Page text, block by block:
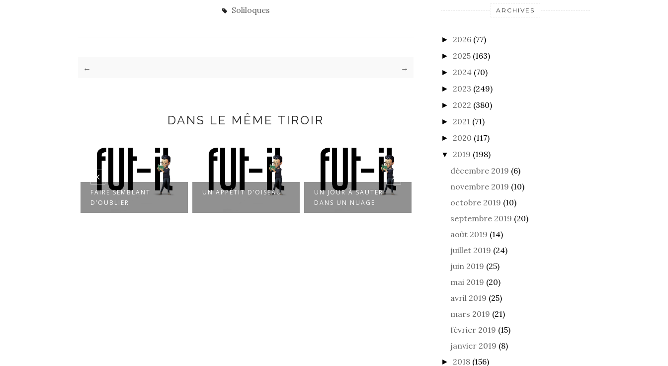
Soliloques
← →
DANS LE MÊME TIROIR
UN APPÉTIT D’OISEAU
UN JOUR À SAUTER
PLEIN COMME UN ŒUF DANS LE PRESQUE NOIR
ARCHIVES
► 2026 (77)
► 2025 (163)
► 2024 (70)
► 2023 (249)
► 2022 (380)
► 2021 (71)
► 2020 (117)
▼ 2019 (198)
décembre 2019 (6)
novembre 2019 (10)
octobre 2019 (10)
septembre 2019 (20)
août 2019 (14)
juillet 2019 (24)
juin 2019 (25)
mai 2019 (20)
avril 2019 (25)
mars 2019 (21)
février 2019 (15)
janvier 2019 (8)
► 2018 (156)